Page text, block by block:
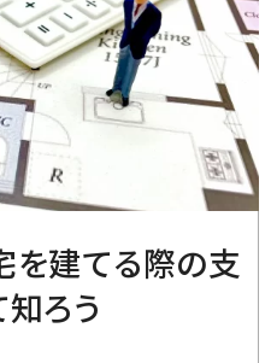
建てる際の支
ろう